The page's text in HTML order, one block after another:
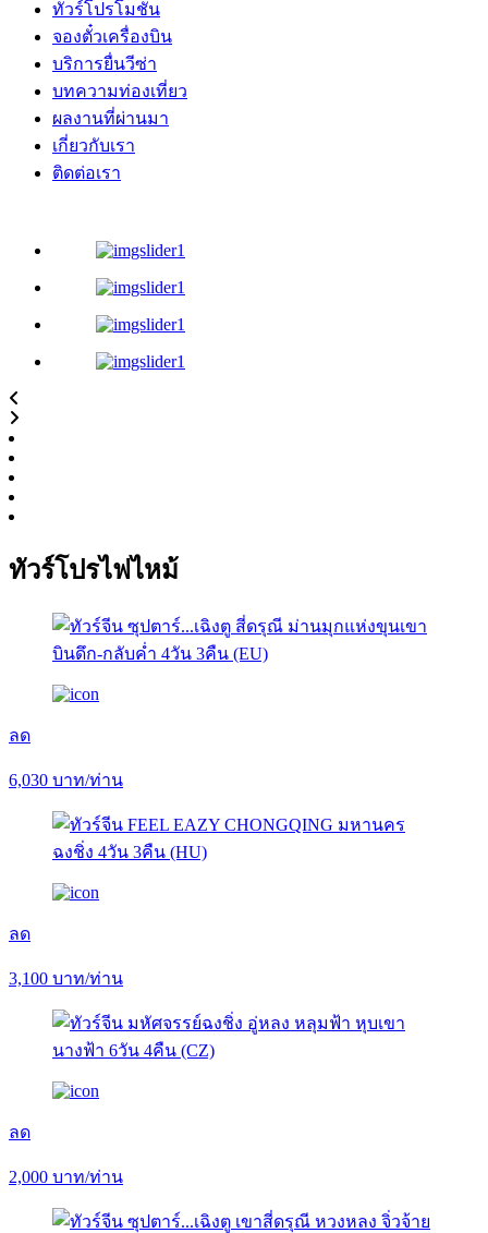
ทัวร์โปรโมชั่น
จองตั๋วเครื่องบิน
บริการยื่นวีซ่า
บทความท่องเที่ยว
ผลงานที่ผ่านมา
เกี่ยวกับเรา
ติดต่อเรา
ทัวร์โปรไฟไหม้
ลด
6,030 บาท/ท่าน
ลด
3,100 บาท/ท่าน
ลด
2,000 บาท/ท่าน